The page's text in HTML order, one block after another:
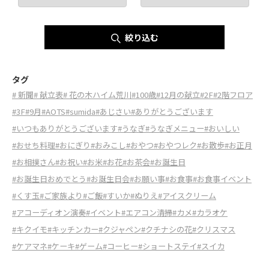
絞り込む
タグ
# 新聞# 献立表# 花の木ハイム荒川#100歳#12月の献立#2F#2階フロア
#3F#9月#AOTS#sumida#あじさい#ありがとうございます
#いつもありがとうございます#うなぎ#うなぎメニュー#おいしい
#おせち料理#おにぎり#おみこし#おやつ#おやつレク#お散歩#お正月
#お相撲さん#お祝い#お米#お花#お茶会#お誕生日
#お誕生日おめでとう#お誕生日会#お願い事#お食事#お食事イベント
#くす玉#ご家族より#ご飯#すいか#ぬりえ#アイスクリーム
#アコーディオン演奏#イベント#エアコン清掃#カメ#カラオケ
#キクイモ#キッチンカー#クジャペン#クチナシの花#クリスマス
#ケアマネ#ケーキ#ゲーム#コーヒー#ショートステイ#スイカ